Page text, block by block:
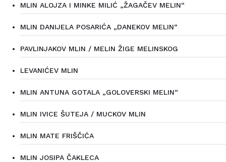
MLIN ALOJZA I MINKE MILIĆ „ŽAGAČEV MELIN“
MLIN DANIJELA POSARIĆA „DANEKOV MELIN“
PAVLINJAKOV MLIN / MELIN ŽIGE MELINSKOG
LEVANIĆEV MLIN
MLIN ANTUNA GOTALA „GOLOVERSKI MELIN“
MLIN IVICE ŠUTEJA / MUCKOV MLIN
MLIN MATE FRIŠČIĆA
MLIN JOSIPA ČAKLECA